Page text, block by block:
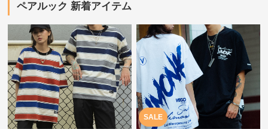
ペアルック 新着アイテム
SALE